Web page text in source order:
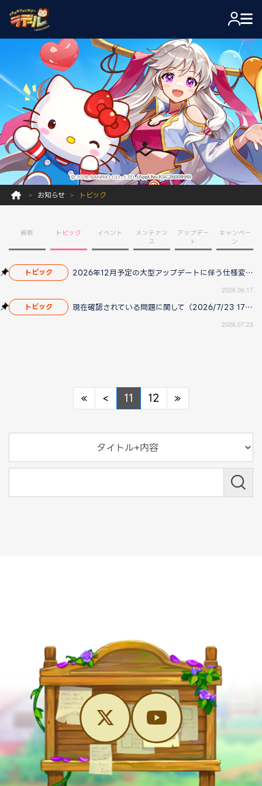
お知らせ トピック
最新 トピック イベント
メンテナン
ス
アップデー
ト
キャンペー
ン
トピック 2026年12月予定の大型アップデートに伴う仕様変更のお知らせ
2026.06.17
トピック 現在確認されている問題に関して（2026/7/23 17:00更新）
2026.07.23
« Previous
< Previous
11 12 »